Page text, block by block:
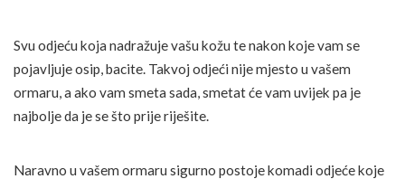
Svu odjeću koja nadražuje vašu kožu te nakon koje vam se
pojavljuje osip, bacite. Takvoj odjeći nije mjesto u vašem
ormaru, a ako vam smeta sada, smetat će vam uvijek pa je
najbolje da je se što prije riješite.
Naravno u vašem ormaru sigurno postoje komadi odjeće koje